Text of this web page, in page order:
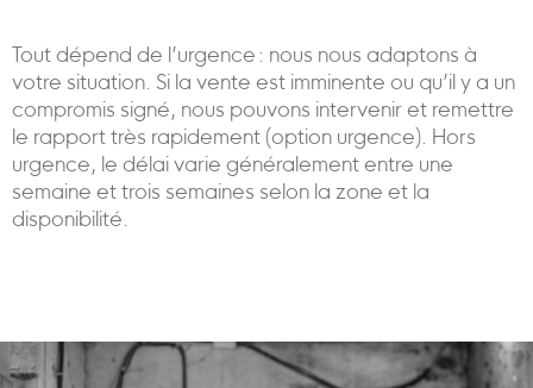
Tout dépend de l’urgence : nous nous adaptons à
votre situation. Si la vente est imminente ou qu’il y a un
compromis signé, nous pouvons intervenir et remettre
le rapport très rapidement (option urgence). Hors
urgence, le délai varie généralement entre une
semaine et trois semaines selon la zone et la
disponibilité.